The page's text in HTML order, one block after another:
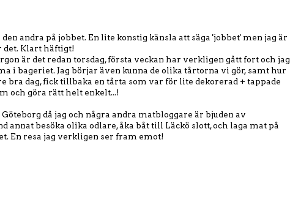
andra på jobbet. En lite konstig känsla att säga 'jobbet' men jag är
det. Klart häftigt!
är det redan torsdag, första veckan har verkligen gått fort och jag
i bageriet. Jag börjar även kunna de olika tårtorna vi gör, samt hur
bra dag, fick tillbaka en tårta som var för lite dekorerad + tappade
och göra rätt helt enkelt...!
då jag och några andra matbloggare är bjuden av
annat besöka olika odlare, åka båt till Läckö slott, och laga mat på
En resa jag verkligen ser fram emot!